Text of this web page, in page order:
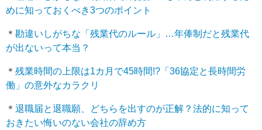
めに知っておくべき3つのポイント
＊ 勘違いしがちな「残業代のルール」…年俸制だと残業代
が出ないって本当？
＊ 残業時間の上限は1カ月で45時間!?「36協定と長時間労
働」の意外なカラクリ
＊ 退職届と退職願、どちらを出すのが正解？法的に知って
おきたい悔いのない会社の辞め方